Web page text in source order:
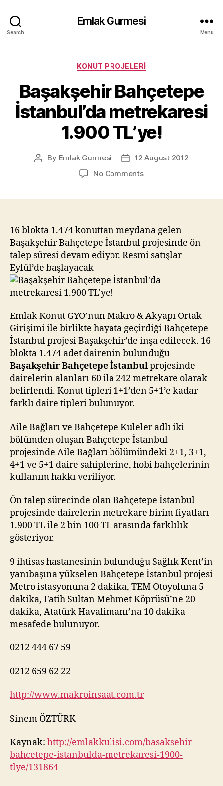
Search
Emlak Gurmesi
Menu
Categories
KONUT PROJELERI
Başakşehir Bahçetepe
İstanbul’da metrekaresi
1.900 TL’ye!
Post
By Emlak Gurmesi
Post12 August 2012
No Commentson
1.900
TL’ye!
16 blokta 1.474 konuttan meydana gelen
Başakşehir Bahçetepe İstanbul projesinde ön
talep süresi devam ediyor. Resmi satışlar
Eylül’de başlayacak
Emlak Konut GYO’nun Makro & Akyapı Ortak
Girişimi ile birlikte hayata geçirdiği Bahçetepe
İstanbul projesi Başakşehir’de inşa edilecek. 16
blokta 1.474 adet dairenin bulunduğu
Başakşehir Bahçetepe İstanbulprojesinde
dairelerin alanları 60 ila 242 metrekare olarak
belirlendi. Konut tipleri 1+1’den 5+1’e kadar
farklı daire tipleri bulunuyor.
Aile Bağları ve Bahçetepe Kuleler adlı iki
bölümden oluşan Bahçetepe İstanbul
projesinde Aile Bağları bölümündeki 2+1, 3+1,
4+1 ve 5+1 daire sahiplerine, hobi bahçelerinin
kullanım hakkı veriliyor.
Ön talep sürecinde olan Bahçetepe İstanbul
projesinde dairelerin metrekare birim fiyatları
1.900 TL ile 2 bin 100 TL arasında farklılık
gösteriyor.
9 ihtisas hastanesinin bulunduğu Sağlık Kent’in
yanıbaşına yükselen Bahçetepe İstanbul projesi
Metro istasyonuna 2 dakika, TEM Otoyoluna 5
dakika, Fatih Sultan Mehmet Köprüsü’ne 20
dakika, Atatürk Havalimanı’na 10 dakika
mesafede bulunuyor.
0212 444 67 59
0212 659 62 22
http://www.makroinsaat.com.tr
Sinem ÖZTÜRK
Kaynak: http://emlakkulisi.com/basaksehir-
bahcetepe-istanbulda-metrekaresi-1900-
tlye/131864